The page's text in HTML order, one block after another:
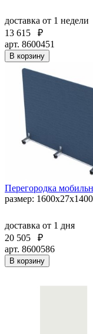
доставка от 1 недели
13 615
₽
арт. 8600451
В корзину
Перегородка
размер:
доставка от 1 дня
20 505
₽
арт. 8600586
В корзину